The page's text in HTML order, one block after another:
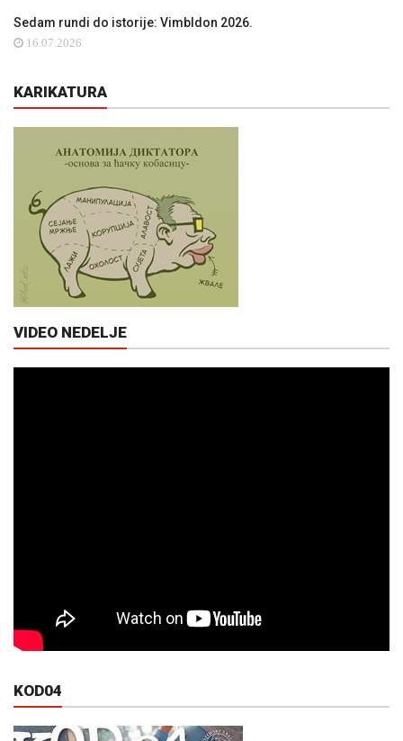
Sedam rundi do istorije: Vimbldon 2026.
16.07.2026
KARIKATURA
VIDEO NEDELJE
KOD04